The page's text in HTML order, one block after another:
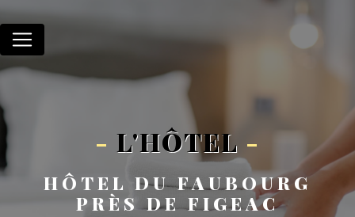
- L'HÔTEL -
HÔTEL DU FAUBOURG
PRÈS DE FIGEAC
Panneau de gestion des cookies